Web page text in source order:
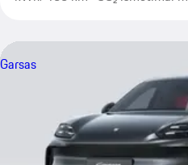
Garsas